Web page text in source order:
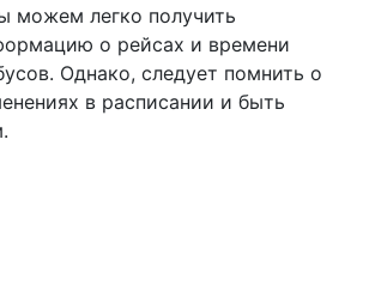
можем легко получить
о рейсах и времени
Однако, следует помнить о
в расписании и быть